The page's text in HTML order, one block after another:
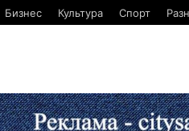
Бизнес Культура Спорт